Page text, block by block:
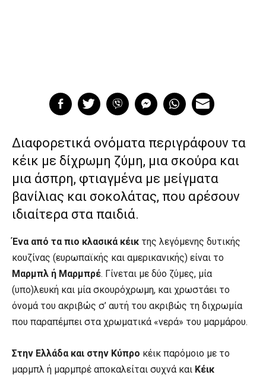
Διαφορετικά ονόματα περιγράφουν τα
κέικ με δίχρωμη ζύμη, μια σκούρα και
μια άσπρη, φτιαγμένα με μείγματα
βανίλιας και σοκολάτας, που αρέσουν
ιδιαίτερα στα παιδιά.
Ένα από τα πιο κλασικά κέικ της λεγόμενης δυτικής
κουζίνας (ευρωπαϊκής και αμερικανικής) είναι το
Μαρμπλ ή Μαρμπρέ. Γίνεται με δύο ζύμες, μία
(υπο)λευκή και μία σκουρόχρωμη, και χρωστάει το
όνομά του ακριβώς σ’ αυτή του ακριβώς τη διχρωμία
που παραπέμπει στα χρωματικά «νερά» του μαρμάρου.
Στην Ελλάδα και στην Κύπρο κέικ παρόμοιο με το
μαρμπλ ή μαρμπρέ αποκαλείται συχνά και Κέικ